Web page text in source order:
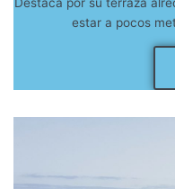
estar a pocos